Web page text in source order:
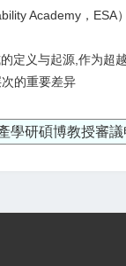
Academy，ESA
定义与起源,作为超
的重要差异
學研碩博教授審